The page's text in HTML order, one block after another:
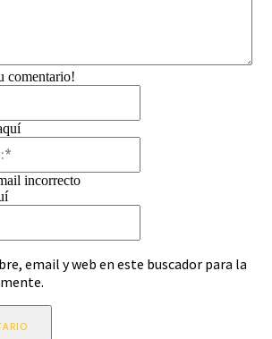
comentario!
incorrecto
email y web en este buscador para la